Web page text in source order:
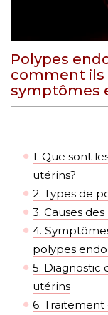
Polypes
comment ils
symptômes
1. Que sont
utérins?
2. Types de
3. Causes
4.
polypes
5. Diagnostic
utérins
6. Traitement